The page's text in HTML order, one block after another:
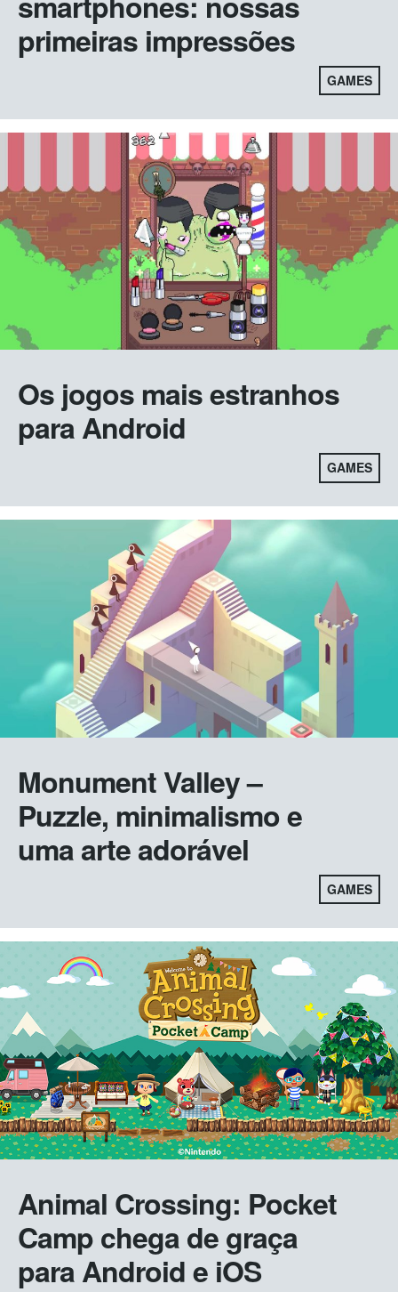
primeiras impressões
GAMES
Os jogos mais estranhos
para Android
GAMES
Monument Valley –
Puzzle, minimalismo e
uma arte adorável
GAMES
Animal Crossing: Pocket
Camp chega de graça
para Android e iOS